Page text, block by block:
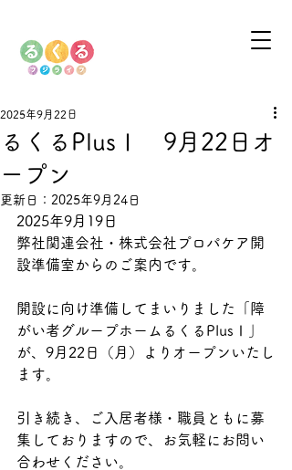
るくるPlusⅠ 9月22日オ
ープン
2025年9月22日
更新日： 2025年9月24日
2025年9月19日
弊社関連会社・株式会社プロパケア開
設準備室からのご案内です。
開設に向け準備してまいりました「障
がい者グループホームるくるPlusⅠ」
が、9月22日（月）よりオープンいたし
ます。
引き続き、ご入居者様・職員ともに募
集しておりますので、お気軽にお問い
合わせください。